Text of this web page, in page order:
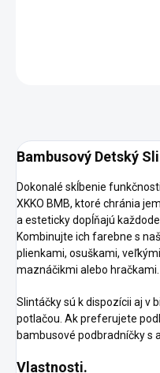
Bambusový Detský
Dokonalé skĺbenie
XKKO BMB, ktoré chránia
a esteticky dopĺňajú
Kombinujte ich farebne s
plienkami, osuškami,
maznáčikmi alebo hračkami.
Slintáčky sú k dispozícii aj v
potlačou. Ak preferujete
bambusové podbradníčky s
Vlastnosti.